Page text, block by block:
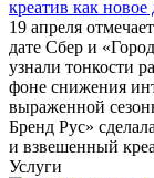
креатив как
19 апреля
дате Сбер и
узнали тонкости
фоне снижения
выраженной
Бренд Рус»
и взвешенный
Услуги